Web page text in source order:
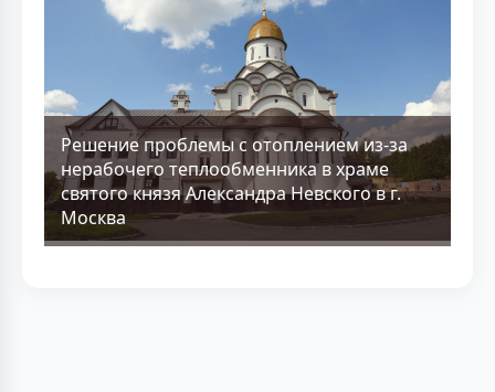
Решение проблемы с отоплением из-за
нерабочего теплообменника в храме
святого князя Александра Невского в г.
Москва